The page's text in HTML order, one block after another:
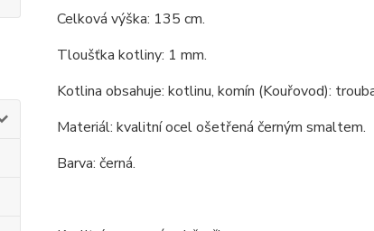
Celková výška: 135 cm.
Tloušťka kotliny: 1 mm.
Kotlina obsahuje: kotlinu, komín (Kouřovod):
Materiál: kvalitní ocel ošetřená černým smaltem.
Barva: černá.